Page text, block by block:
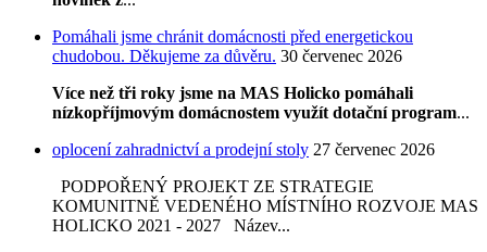
Pomáhali jsme chránit domácnosti před energetickou
chudobou. Děkujeme za důvěru. 30 červenec 2026
Více než tři roky jsme na MAS Holicko pomáhali
nízkopříjmovým domácnostem využít dotační program...
oplocení zahradnictví a prodejní stoly 27 červenec 2026
PODPOŘENÝ PROJEKT ZE STRATEGIE
KOMUNITNĚ VEDENÉHO MÍSTNÍHO ROZVOJE MAS
HOLICKO 2021 - 2027 Název...